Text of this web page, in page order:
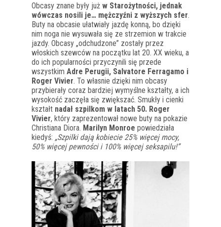
Obcasy znane były już w Starożytności, jednak
wówczas nosili je… mężczyźni z wyższych sfer.
Buty na obcasie ułatwiały jazdę konną, bo dzięki
nim noga nie wysuwała się ze strzemion w trakcie
jazdy. Obcasy „odchudzone” zostały przez
włoskich szewców na początku lat 20. XX wieku, a
do ich popularności przyczynili się przede
wszystkim Adre Perugii, Salvatore Ferragamo i
Roger Vivier. To własnie dzięki nim obcasy
przybierały coraz bardziej wymyślne kształty, a ich
wysokość zaczęła się zwiększać. Smukły i cienki
kształt nadał szpilkom w latach 50. Roger
Vivier, który zaprezentował nowe buty na pokazie
Christiana Diora. Marilyn Monroe powiedziała
kiedyś: „Szpilki dają kobiecie 25% więcej mocy,
50% więcej pewności i 100% więcej seksapilu!”